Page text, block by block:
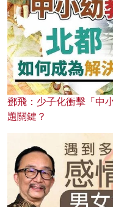
鄧飛：少子化衝擊「中
題關鍵？